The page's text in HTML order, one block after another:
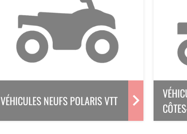
VÉHICULES NEUFS POLARIS VTT